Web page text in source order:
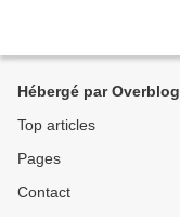
Hébergé par Overblog
Top articles
Pages
Contact